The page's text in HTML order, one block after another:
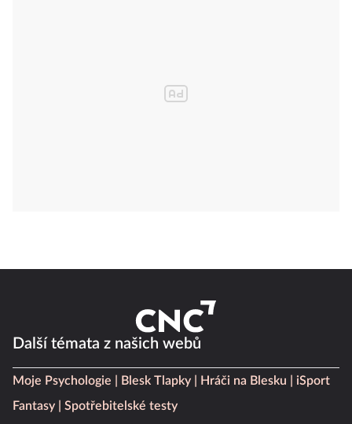
Další témata z našich webů
Moje Psychologie Blesk Tlapky Hráči na Blesku
iSport
Fantasy
Spotřebitelské testy